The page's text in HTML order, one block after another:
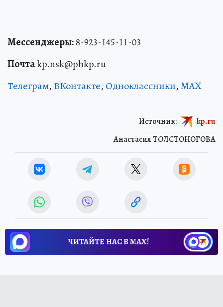
Мессенджеры:8-923-145-11-03
Почтаkp.nsk@phkp.ru
Телеграм, ВКонтакте, Одноклассники,MAX
Анастасия ТОЛСТОНОГОВА
Источник: kp.ru
ЧИТАЙТЕ НАС В МАХ!